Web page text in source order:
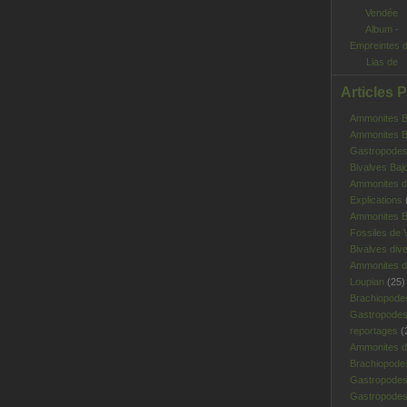
Album -
Empreintes
Lias de
Articles
Ammonites
Ammonites
Bivalves
Ammonites
Explications
Ammonites
Fossiles de
Bivalves
Ammonites
Loupian (25)
reportages
Ammonites